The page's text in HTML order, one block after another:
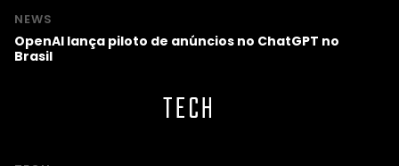
NEWS
OpenAI lança piloto de anúncios no ChatGPT no
Brasil
TECH